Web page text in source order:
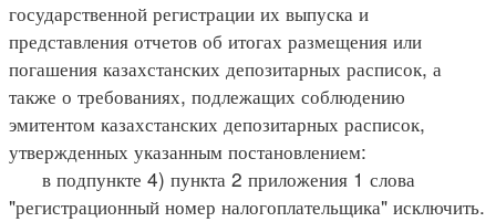
государственной регистрации их выпуска и
представления отчетов об итогах размещения или
погашения казахстанских депозитарных расписок, а
также о требованиях, подлежащих соблюдению
эмитентом казахстанских депозитарных расписок,
утвержденных указанным постановлением:
в подпункте 4) пункта 2 приложения 1 слова
"регистрационный номер налогоплательщика" исключить.